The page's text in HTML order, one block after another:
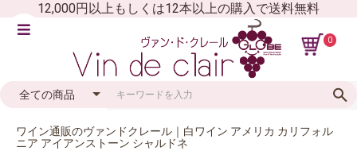
12,000円以上もしくは12本以上の購入で送料無料
0
ワイン通販のヴァンドクレール｜白ワイン アメリカ カリフォル
ニア アイアンストーン シャルドネ